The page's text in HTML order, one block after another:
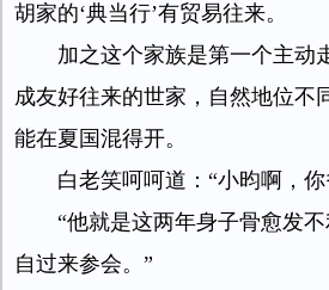
胡家的‘典当行’有贸易往来。
加之这个家族是第一个主动
成友好往来的世家，自然地位不
能在夏国混得开。
白老笑呵呵道：“小昀啊，
“他就是这两年身子骨愈发
自过来参会。”